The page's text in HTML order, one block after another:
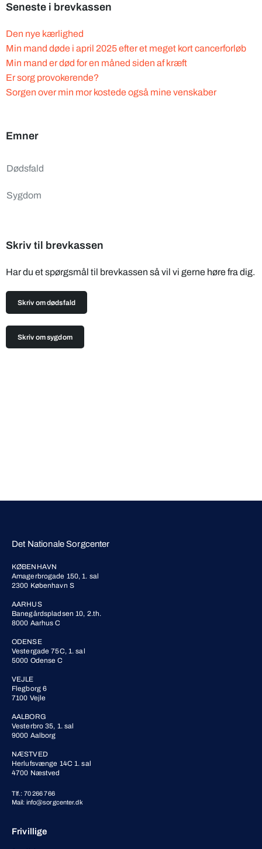
Seneste i brevkassen
Den nye kærlighed
Min mand døde i april 2025 efter et meget kort cancerforløb
Min mand er død for en måned siden af kræft
Er sorg provokerende?
Sorgen over min mor kostede også mine venskaber
Emner
Dødsfald
Sygdom
Skriv til brevkassen
Har du et spørgsmål til brevkassen så vil vi gerne høre fra dig.
Skriv om dødsfald
Skriv om sygdom
Det Nationale Sorgcenter
KØBENHAVN
Amagerbrogade 150, 1. sal
2300 København S
AARHUS
Banegårdspladsen 10, 2.th.
8000 Aarhus C
ODENSE
Vestergade 75C, 1. sal
5000 Odense C
VEJLE
Flegborg 6
7100 Vejle
AALBORG
Vesterbro 35, 1. sal
9000 Aalborg
NÆSTVED
Herlufsvænge 14C 1. sal
4700 Næstved
Tlf.: 70 266 766
Mail: info@sorgcenter.dk
Frivillige